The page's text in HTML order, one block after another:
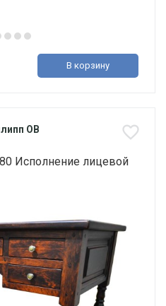
В корзину
ОВ
Исполнение лицевой